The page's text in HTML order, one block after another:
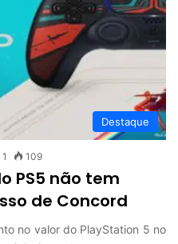
Destaque
1 109
PS5 não tem
de Concord
no valor do PlayStation 5 no